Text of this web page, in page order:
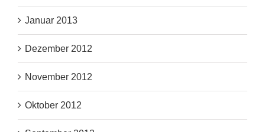
Januar 2013
Dezember 2012
November 2012
Oktober 2012